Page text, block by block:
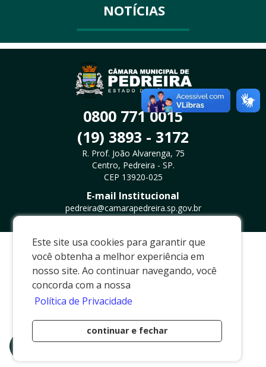
Este site usa cookies para garantir que
você obtenha a melhor experiência em
nosso site. Ao continuar navegando, você
concorda com a nossa
Política de Privacidade
continuar e fechar
NOTÍCIAS
0800 771 0015
(19) 3893 - 3172
R. Prof. João Alvarenga, 75
Centro, Pedreira - SP.
CEP 13920-025
E-mail Institucional
pedreira@camarapedreira.sp.gov.br
Desenvolvido por Via Brasil Web Project